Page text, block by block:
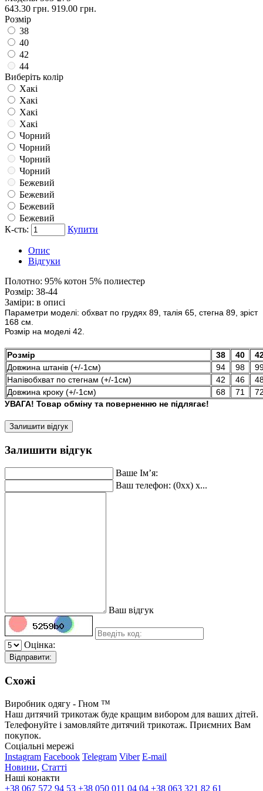
643.30 грн. 919.00 грн.
Розмір
38
40
42
44
Виберіть колір
Хакі
Хакі
Хакі
Хакі
Чорний
Чорний
Чорний
Чорний
Бежевий
Бежевий
Бежевий
Бежевий
К-сть:
Купити
Опис
Відгуки
Полотно: 95% котон 5% полиестер
Розмір: 38-44
Заміри: в описі
Параметри моделі: обхват по грудях 89, талія 65, стегна 89, зріст
168 см.
Розмір на моделі 42.
Розмір 38 40
Довжина штанів (+/-1см)
94 98
Напівобхват по стегнам (+/-1см)
42 46
Довжина кроку (+/-1см)
68 71
УВАГА! Товар обміну та поверненню не підлягає!
Залишити відгук
Залишити відгук
Ваше Ім’я:
Ваш телефон: (0xx) x...
Ваш відгук
Оцінка:
Відправити:
Схожі
Виробник одягу - Гном ™
Наш дитячий трикотаж буде кращим вибором для ваших дітей.
Телефонуйте і замовляйте дитячий трикотаж. Приємних Вам
покупок.
Соціальні мережі
Instagram Facebook Telegram Viber E-mail
Новини, Статті
Наші конакти
+38 067 572 94 53 +38 050 011 04 04 +38 063 321 82 61